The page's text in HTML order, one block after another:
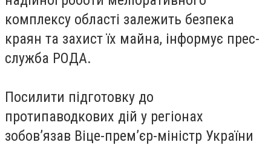
комплексу області залежить безпека
краян та захист їх майна, інформує прес-
служба РОДА.
Посилити підготовку до
протипаводкових дій у регіонах
зобов’язав Віце-прем’єр-міністр України